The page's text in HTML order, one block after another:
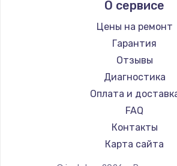
Замена экрана
1530 руб.
Заказать
Замена шлейфа
1130 руб.
Заказать
Microsoft
BlackView
Amazon
Aquarius
Philips
Dell
HP
Getac
ZTE
О сервисе
Цены на ремонт
Гарантия
Отзывы
Диагностика
Оплата и
FAQ
Контакты
Карта сайта